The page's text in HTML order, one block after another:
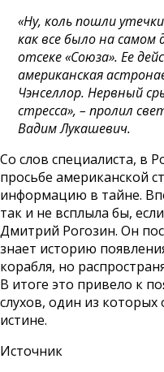
«Ну, коль пошли
как все было на
отсеке «Союза». Ее
американская
Чэнселлор. Нервный
стресса», – пролил
Вадим Лукашевич.
Со слов специалиста, в
просьбе американской
информацию в тайне.
так и не всплыла бы,
Дмитрий Рогозин. Он
знает историю
корабля, но
В итоге это привело к
слухов, один из которых
истине.
Источник